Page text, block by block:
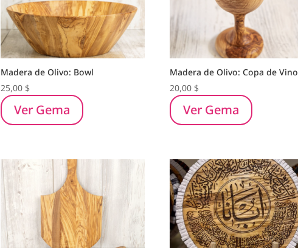
Madera de Olivo: Bowl
25,00 $
Ver Gema
Madera de Olivo: Copa de Vino
20,00 $
Ver Gema